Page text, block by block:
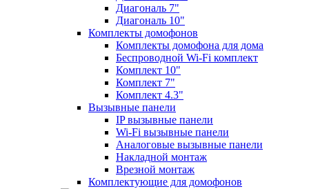
Диагональ 7"
Диагональ 10"
Комплекты домофонов
Комплекты домофона для дома
Беспроводной Wi-Fi комплект
Комплект 10"
Комплект 7"
Комплект 4.3"
Вызывные панели
IP вызывные панели
Wi-Fi вызывные панели
Аналоговые вызывные панели
Накладной монтаж
Врезной монтаж
Комплектующие для домофонов